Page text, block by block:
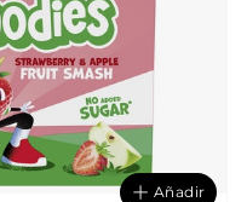
Añadir